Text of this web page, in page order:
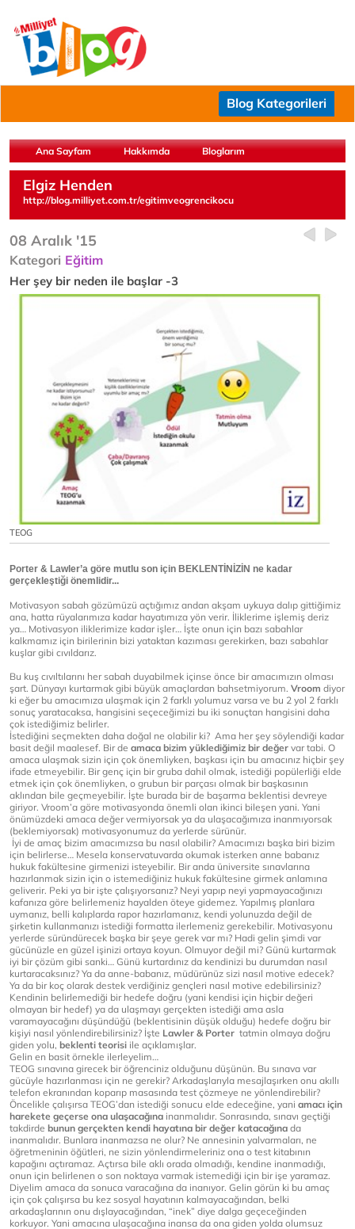
Blog Kategorileri
Ana Sayfam Hakkımda Bloglarım
Elgiz Henden
http://blog.milliyet.com.tr/egitimveogrencikocu
08 Aralık '15
Kategori Eğitim
Her şey bir neden ile başlar -3
TEOG
Porter & Lawler’a göre mutlu son için BEKLENTİNİZİN ne kadar
gerçekleştiği önemlidir...
Motivasyon sabah gözümüzü açtığımız andan akşam uykuya dalıp gittiğimiz
ana, hatta rüyalarımıza kadar hayatımıza yön verir. İliklerime işlemiş deriz
ya… Motivasyon iliklerimize kadar işler… İşte onun için bazı sabahlar
kalkmamız için birilerinin bizi yataktan kazıması gerekirken, bazı sabahlar
kuşlar gibi cıvıldarız.
Bu kuş cıvıltılarını her sabah duyabilmek içinse önce bir amacımızın olması
şart. Dünyayı kurtarmak gibi büyük amaçlardan bahsetmiyorum. Vroom diyor
ki eğer bu amacımıza ulaşmak için 2 farklı yolumuz varsa ve bu 2 yol 2 farklı
sonuç yaratacaksa, hangisini seçeceğimizi bu iki sonuçtan hangisini daha
çok istediğimiz belirler.
İstediğini seçmekten daha doğal ne olabilir ki? Ama her şey söylendiği kadar
basit değil maalesef. Bir de amaca bizim yüklediğimiz bir değer var tabi. O
amaca ulaşmak sizin için çok önemliyken, başkası için bu amacınız hiçbir şey
ifade etmeyebilir. Bir genç için bir gruba dahil olmak, istediği popülerliği elde
etmek için çok önemliyken, o grubun bir parçası olmak bir başkasının
aklından bile geçmeyebilir. İşte burada bir de başarma beklentisi devreye
giriyor. Vroom’a göre motivasyonda önemli olan ikinci bileşen yani. Yani
önümüzdeki amaca değer vermiyorsak ya da ulaşacağımıza inanmıyorsak
(beklemiyorsak) motivasyonumuz da yerlerde sürünür.
İyi de amaç bizim amacımızsa bu nasıl olabilir? Amacımızı başka biri bizim
için belirlerse… Mesela konservatuvarda okumak isterken anne babanız
hukuk fakültesine girmenizi isteyebilir. Bir anda üniversite sınavlarına
hazırlanmak sizin için o istemediğiniz hukuk fakültesine girmek anlamına
geliverir. Peki ya bir işte çalışıyorsanız? Neyi yapıp neyi yapmayacağınızı
kafanıza göre belirlemeniz hayalden öteye gidemez. Yapılmış planlara
uymanız, belli kalıplarda rapor hazırlamanız, kendi yolunuzda değil de
şirketin kullanmanızı istediği formatta ilerlemeniz gerekebilir. Motivasyonu
yerlerde süründürecek başka bir şeye gerek var mı? Hadi gelin şimdi var
gücünüzle en güzel işinizi ortaya koyun. Olmuyor değil mi? Günü kurtarmak
iyi bir çözüm gibi sanki… Günü kurtardınız da kendinizi bu durumdan nasıl
kurtaracaksınız? Ya da anne-babanız, müdürünüz sizi nasıl motive edecek?
Ya da bir koç olarak destek verdiğiniz gençleri nasıl motive edebilirsiniz?
Kendinin belirlemediği bir hedefe doğru (yani kendisi için hiçbir değeri
olmayan bir hedef) ya da ulaşmayı gerçekten istediği ama asla
varamayacağını düşündüğü (beklentisinin düşük olduğu) hedefe doğru bir
kişiyi nasıl yönlendirebilirsiniz? İşte Lawler & Porter tatmin olmaya doğru
giden yolu, beklenti teorisi ile açıklamışlar.
Gelin en basit örnekle ilerleyelim…
TEOG sınavına girecek bir öğrenciniz olduğunu düşünün. Bu sınava var
gücüyle hazırlanması için ne gerekir? Arkadaşlarıyla mesajlaşırken onu akıllı
telefon ekranından koparıp masasında test çözmeye ne yönlendirebilir?
Öncelikle çalışırsa TEOG’dan istediği sonucu elde edeceğine, yani amacı için
harekete geçerse ona ulaşacağına inanmalıdır. Sonrasında, sınavı geçtiği
takdirde bunun gerçekten kendi hayatına bir değer katacağına da
inanmalıdır. Bunlara inanmazsa ne olur? Ne annesinin yalvarmaları, ne
öğretmeninin öğütleri, ne sizin yönlendirmeleriniz ona o test kitabının
kapağını açtıramaz. Açtırsa bile aklı orada olmadığı, kendine inanmadığı,
onun için belirlenen o son noktaya varmak istemediği için bir işe yaramaz.
Diyelim amaca da sonuca varacağına da inanıyor. Gelin görün ki bu amaç
için çok çalışırsa bu kez sosyal hayatının kalmayacağından, belki
arkadaşlarının onu dışlayacağından, “inek” diye dalga geçeceğinden
korkuyor. Yani amacına ulaşacağına inansa da ona giden yolda olumsuz